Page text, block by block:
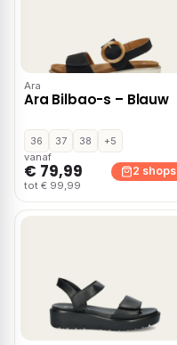
Ara
Ara Bilbao-s – Blauw
36 37 38
+5
vanaf
€ 79,99
tot € 99,99
2 shops